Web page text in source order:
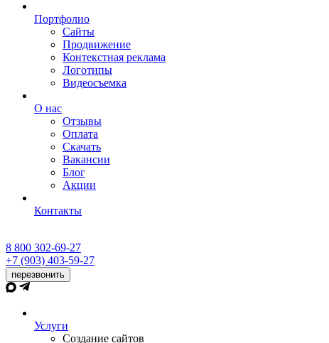
Портфолио
Сайты
Продвижение
Контекстная реклама
Логотипы
Видеосъемка
О нас
Отзывы
Оплата
Скачать
Вакансии
Блог
Акции
Контакты
8 800 302-69-27
+7 (903) 403-59-27
перезвонить
Услуги
Создание сайтов